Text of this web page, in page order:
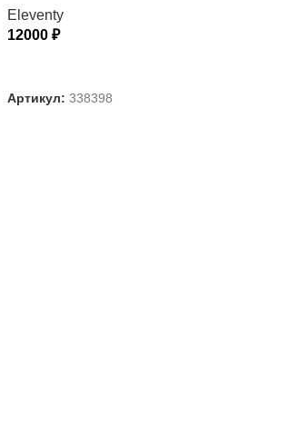
Eleventy
12000 ₽
Артикул: 338398